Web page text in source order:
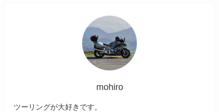
mohiro
ツーリングが大好きです。